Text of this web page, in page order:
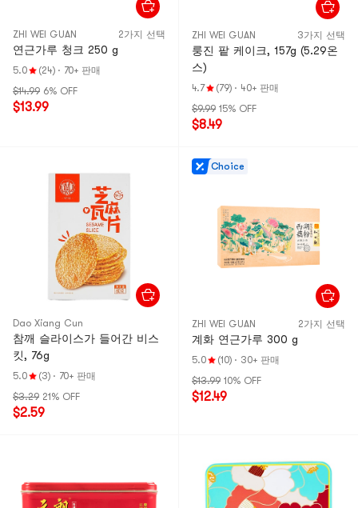
ZHI WEI GUAN 2가지 선택
연근가루 청크 250 g
5.0 (24) · 70+ 판매
$14.99 6% OFF
$13.99
ZHI WEI GUAN 3가지 선택
룽진 팥 케이크, 157g (5.29온
스)
4.7 (79) · 40+ 판매
$9.99 15% OFF
$8.49
Dao Xiang Cun
참깨 슬라이스가 들어간 비스
킷, 76g
5.0 (3) · 70+ 판매
$3.29 21% OFF
$2.59
Choice
ZHI WEI GUAN 2가지 선택
계화 연근가루 300 g
5.0 (10) · 30+ 판매
$13.99 10% OFF
$12.49